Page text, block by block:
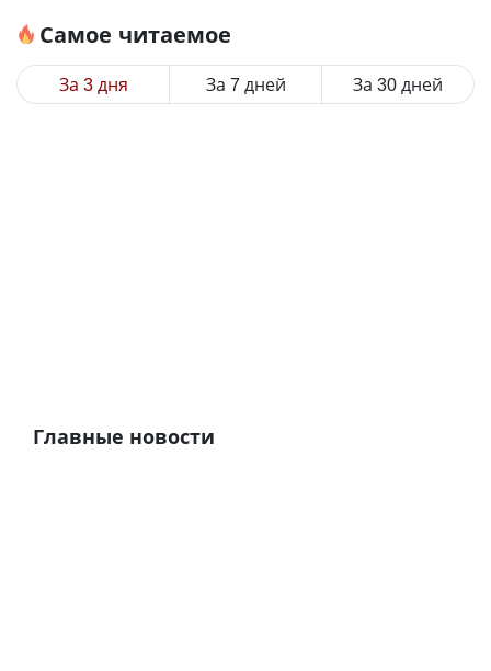
Самое читаемое
За 3 дня За 7 дней За 30 дней
Главные новости